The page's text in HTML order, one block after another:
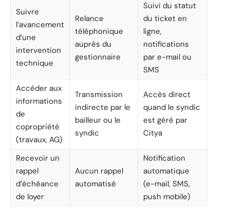
Suivre
l’avancement
d’une
intervention
technique
Relance
téléphonique
auprès du
gestionnaire
Suivi du statut
du ticket en
ligne,
notifications
par e-mail ou
SMS
Accéder aux
informations
de
copropriété
(travaux, AG)
Transmission
indirecte par le
bailleur ou le
syndic
Accès direct
quand le syndic
est géré par
Citya
Recevoir un
rappel
d’échéance
de loyer
Aucun rappel
automatisé
Notification
automatique
(e-mail, SMS,
push mobile)